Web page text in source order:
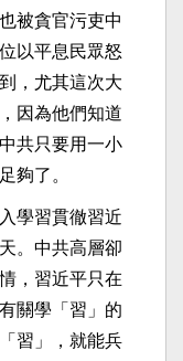
被貪官污吏中
以平息民眾怒
，尤其這次大
因為他們知道
共只要用一小
夠了。
學習貫徹習近
。中共高層卻
，習近平只在
關學「習」的
習」，就能兵